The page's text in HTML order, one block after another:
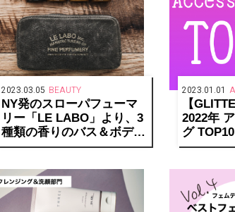
2023.03.05 BEAUTY
NY発のスローパフューマ
リー「LE LABO」より、3
種類の香りのバス＆ボディ
トラベル セットが発売開
2023.01.01
【
2022年
グ TOP10